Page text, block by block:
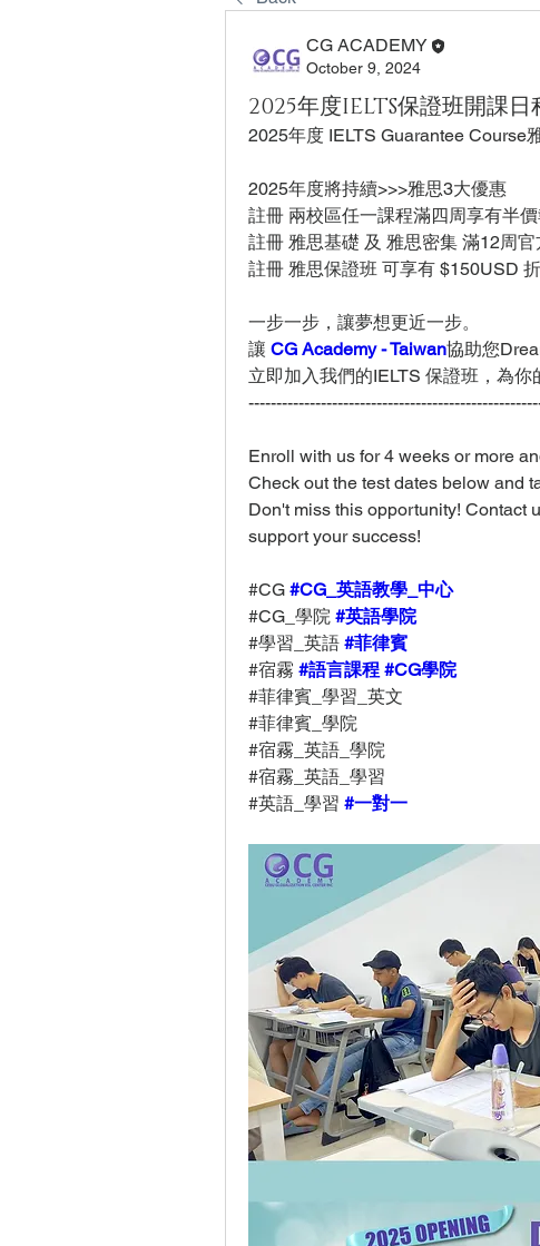
CG ACADEMY
October 9, 2024
2025年度IELTS保證班開課日
2025年度 IELTS Guarantee Course
2025年度將持續>>>雅思3大優惠
註冊 兩校區任一課程滿四周享有半
註冊 雅思基礎 及 雅思密集 滿12周
註冊 雅思保證班 可享有 $150USD
一步一步，讓夢想更近一步。
讓 CG Academy - Taiwan協助您
立即加入我們的IELTS 保證班，為你
Enroll with us for 4 weeks or more
Check out the test dates below and
Don't miss this opportunity! Contact
support your success!
#CG #CG_英語教學_中心
#CG_學院 #英語學院
#學習_英語 #菲律賓
#宿霧 #語言課程 #CG學院
#菲律賓_學習_英文
#菲律賓_學院
#宿霧_英語_學院
#宿霧_英語_學習
#英語_學習 #一對一